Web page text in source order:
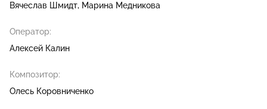
Вячеслав Шмидт Марина Медникова
Оператор:
Алексей Калин
Композитор:
Олесь Коровниченко